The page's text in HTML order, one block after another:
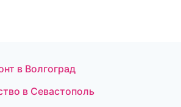
в Волгоград
в Севастополь